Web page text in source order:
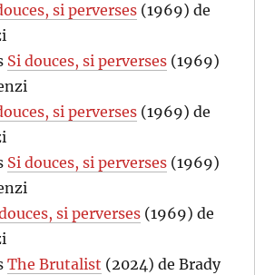
si perverses (1969) de
Si douces, si perverses (1969)
si perverses (1969) de
Si douces, si perverses (1969)
si perverses (1969) de
The Brutalist (2024) de Brady